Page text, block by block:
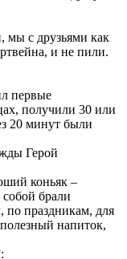
мы с друзьями как
и не пили.
первые
получили 30 или
20 минут были
Герой
коньяк –
брали
по праздникам, для
напиток,